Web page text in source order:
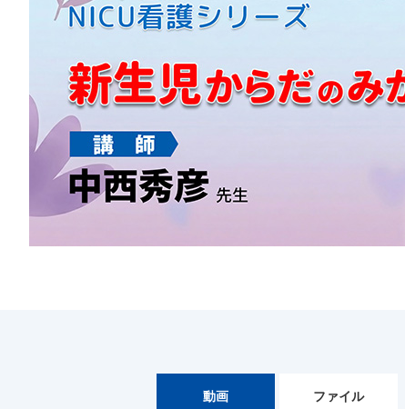
動画 ファイル